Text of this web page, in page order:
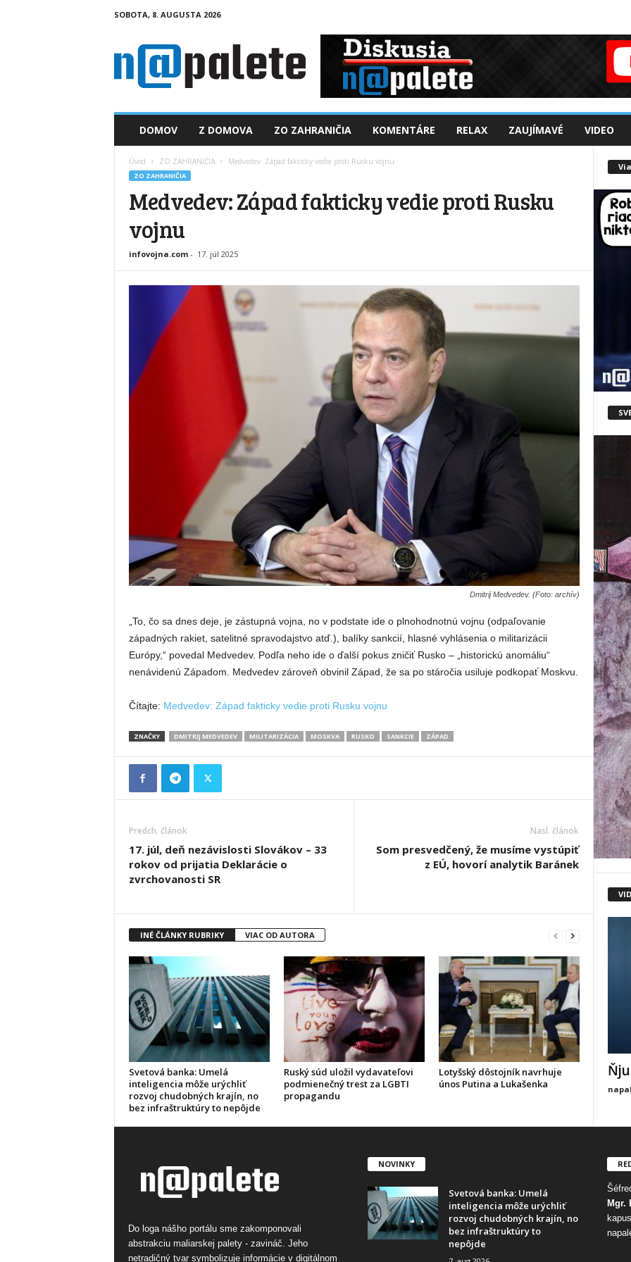
SOBOTA, 8. AUGUSTA 2026
a
DOMOV Z DOMOVA ZO ZAHRANIČIA KOMENTÁRE RELAX ZAUJÍMAVÉ VIDEO
Úvod ZO ZAHRANIČIA Medvedev: Západ fakticky vedie proti Rusku vojnu
ZO ZAHRANIČIA
Medvedev: Západ fakticky vedie proti Rusku
vojnu
infovojna.com- 17. júl 2025
Dmitrij Medvedev. (Foto: archív)
„To, čo sa dnes deje, je zástupná vojna, no v podstate ide o plnohodnotnú vojnu (odpaľovanie
západných rakiet, satelitné spravodajstvo atď.), balíky sankcií, hlasné vyhlásenia o militarizácii
Európy,“ povedal Medvedev. Podľa neho ide o ďalší pokus zničiť Rusko – „historickú anomáliu“
nenávidenú Západom. Medvedev zároveň obvinil Západ, že sa po stáročia usiluje podkopať Moskvu.
Čítajte: Medvedev: Západ fakticky vedie proti Rusku vojnu
ZNAČKY DMITRIJ MEDVEDEV MILITARIZÁCIA MOSKVA RUSKO SANKCIE ZÁPAD
Predch. článok
17. júl, deň nezávislosti Slovákov – 33
rokov od prijatia Deklarácie o
zvrchovanosti SR
Nasl. článok
Som presvedčený, že musíme vystúpiť
z EÚ, hovorí analytik Baránek
INÉ ČLÁNKY RUBRIKY VIAC OD AUTORA
Svetová banka: Umelá
inteligencia môže urýchliť
rozvoj chudobných krajín, no
bez infraštruktúry to nepôjde
Ruský súd uložil vydavateľovi
podmienečný trest za LGBTI
propagandu
Lotyšský dôstojník navrhuje
únos Putina a Lukašenka
Do loga nášho portálu sme zakomponovali
abstrakciu maliarskej palety - zavináč. Jeho
netradičný tvar symbolizuje informácie v digitálnom
NOVINKY
Svetová banka: Umelá
inteligencia môže urýchliť
rozvoj chudobných krajín, no
bez infraštruktúry to
nepôjde
Mgr.